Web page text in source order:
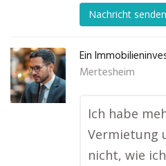
Nachricht senden
Ein
Mertesheim
Ich habe
Vermietung
nicht, wie